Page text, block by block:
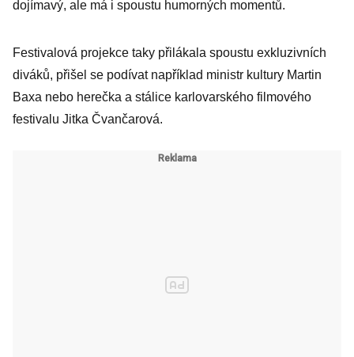
dojímavý, ale má i spoustu humorných momentů.
Festivalová projekce taky přilákala spoustu exkluzivních
diváků, přišel se podívat například ministr kultury Martin
Baxa nebo herečka a stálice karlovarského filmového
festivalu Jitka Čvančarová.